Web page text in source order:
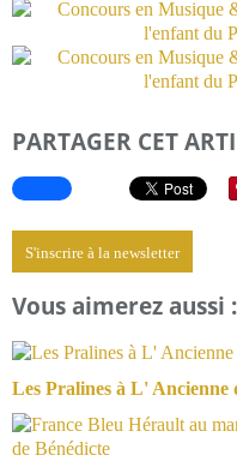
PARTAGER CET
S'inscrire à la newsletter
Vous aimerez aussi :
Les Pralines à L' Ancienne